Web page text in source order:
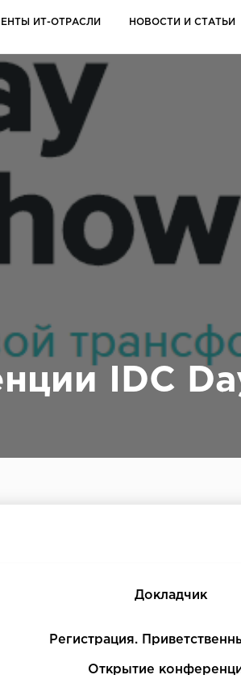
ИТ-ОТРАСЛИ НОВОСТИ И СТАТЬИ
IDC
Докладчик
Регистрация.
Открытие